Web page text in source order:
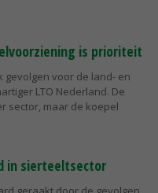
is prioriteit
gevolgen voor de land- en
LTO Nederland. De
sector, maar de koepel
in sierteeltsector